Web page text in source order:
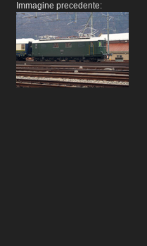
Immagine precedente: